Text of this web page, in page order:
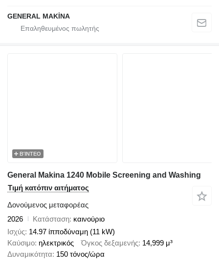
GENERAL MAKİNA
ΒΊΝΤΕΟ
General Makina 1240 Mobile Screening and Washing
Τιμή κατόπιν αιτήματος
Δονούμενος μεταφορέας
2026
Κατάσταση καινούριο
Ισχύς 14.97 ίπποδύναμη (11 kW)
Καύσιμο ηλεκτρικός Όγκος δεξαμενής 14,999 μ³
Δυναμικότητα 150 τόνος/ώρα